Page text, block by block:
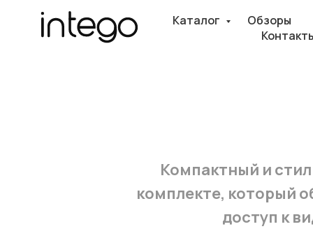
Каталог Обзоры
Компактный и
комплекте, который
доступ к